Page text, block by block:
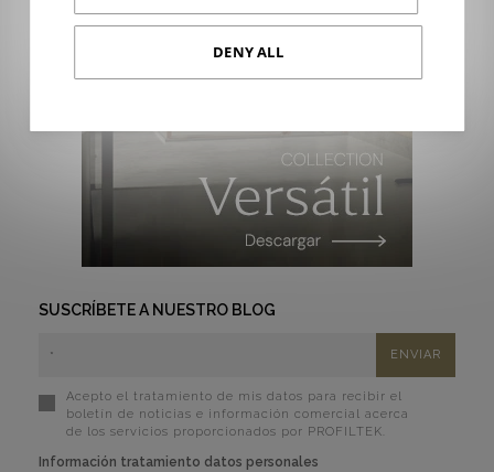
SUSCRÍBETE A NUESTRO BLOG
Acepto el tratamiento de mis datos para recibir el
boletín de noticias e información comercial acerca
de los servicios proporcionados por PROFILTEK.
Información tratamiento datos personales
DENY ALL